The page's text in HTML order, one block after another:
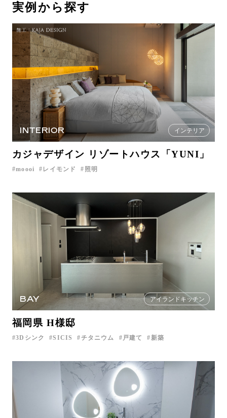
実例から探す
INTERIOR インテリア
カジャデザイン リゾートハウス「YUNI」
moooi レイモンド 照明
BAY アイランドキッチン
福岡県 H様邸
3Dシンク SICIS チタニウム 戸建て 新築